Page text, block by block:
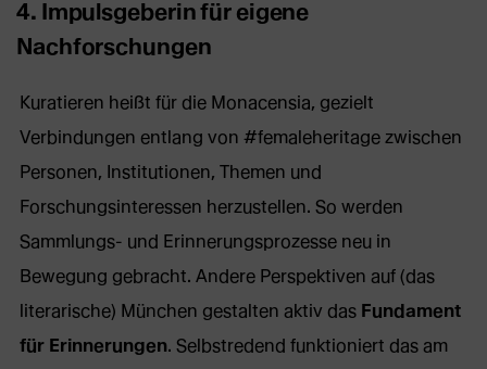
4. Impulsgeberin für eigene
Nachforschungen
Kuratieren heißt für die Monacensia, gezielt
Verbindungen entlang von #femaleheritage zwischen
Personen, Institutionen, Themen und
Forschungsinteressen herzustellen. So werden
Sammlungs- und Erinnerungsprozesse neu in
Bewegung gebracht. Andere Perspektiven auf (das
literarische) München gestalten aktiv das Fundament
für Erinnerungen. Selbstredend funktioniert das am